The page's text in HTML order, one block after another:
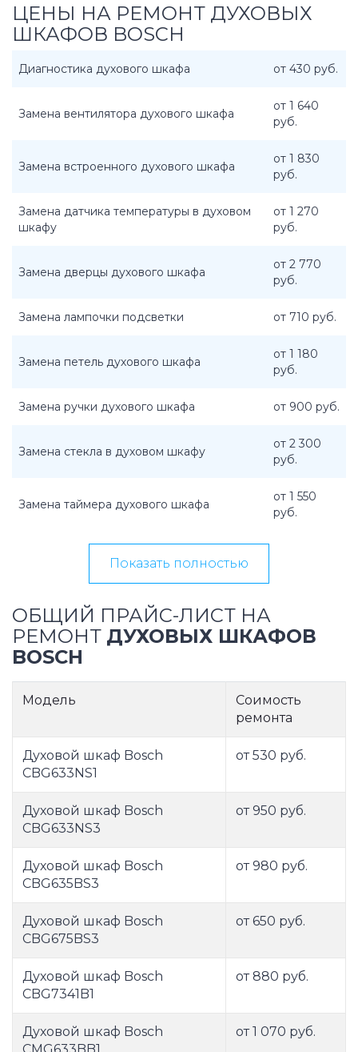
ЦЕНЫ НА РЕМОНТ ДУХОВЫХ
ШКАФОВ BOSCH
Диагностика духового шкафа от 430 руб.
Замена вентилятора духового шкафа
от 1 640
руб.
Замена встроенного духового шкафа
от 1 830
руб.
Замена датчика температуры в духовом
шкафу
от 1 270
руб.
Замена дверцы духового шкафа
от 2 770
руб.
Замена лампочки подсветки от 710 руб.
Замена петель духового шкафа
от 1 180
руб.
Замена ручки духового шкафа от 900 руб.
Замена стекла в духовом шкафу
от 2 300
руб.
Замена таймера духового шкафа
от 1 550
руб.
Показать полностью
ОБЩИЙ ПРАЙС-ЛИСТ НА
РЕМОНТ ДУХОВЫХ ШКАФОВ
BOSCH
Модель
Соимость
ремонта
Духовой шкаф Bosch
CBG633NS1
от 530 руб.
Духовой шкаф Bosch
CBG633NS3
от 950 руб.
Духовой шкаф Bosch
CBG635BS3
от 980 руб.
Духовой шкаф Bosch
CBG675BS3
от 650 руб.
Духовой шкаф Bosch
CBG7341B1
от 880 руб.
Духовой шкаф Bosch
от 1 070 руб.